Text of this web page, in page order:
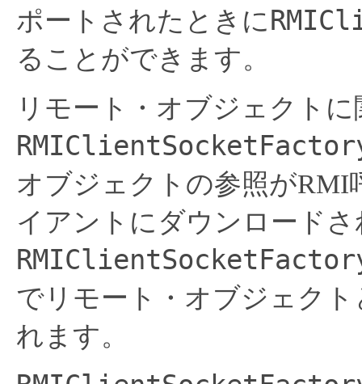
ポートされたときに
ることができます。
リモート・オブジェクト
オブジェクトの参照が
イアントにダウンロード
でリモート・オブジェク
れます。